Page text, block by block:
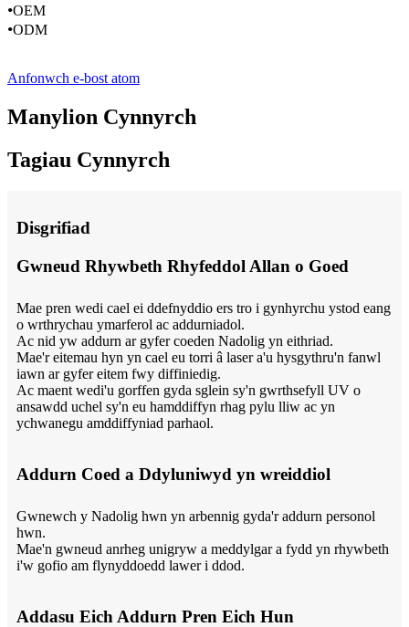
•OEM
•ODM
Anfonwch e-bost atom
Manylion Cynnyrch
Tagiau Cynnyrch
Disgrifiad
Gwneud Rhywbeth Rhyfeddol Allan o Goed
Mae pren wedi cael ei ddefnyddio ers tro i gynhyrchu ystod eang
o wrthrychau ymarferol ac addurniadol.
Ac nid yw addurn ar gyfer coeden Nadolig yn eithriad.
Mae'r eitemau hyn yn cael eu torri â laser a'u hysgythru'n fanwl
iawn ar gyfer eitem fwy diffiniedig.
Ac maent wedi'u gorffen gyda sglein sy'n gwrthsefyll UV o
ansawdd uchel sy'n eu hamddiffyn rhag pylu lliw ac yn
ychwanegu amddiffyniad parhaol.
Addurn Coed a Ddyluniwyd yn wreiddiol
Gwnewch y Nadolig hwn yn arbennig gyda'r addurn personol
hwn.
Mae'n gwneud anrheg unigryw a meddylgar a fydd yn rhywbeth
i'w gofio am flynyddoedd lawer i ddod.
Addasu Eich Addurn Pren Eich Hun